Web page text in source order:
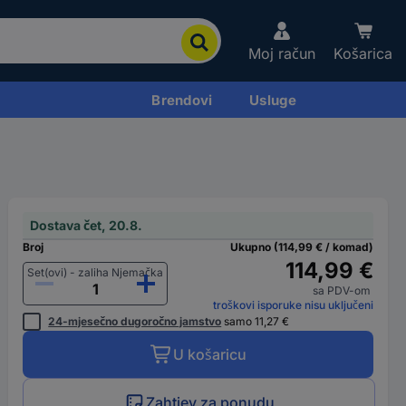
Moj račun Košarica
Brendovi Usluge
Dostava čet, 20.8.
Broj
Set(ovi) - zaliha Njemačka
Ukupno (114,99 € / komad)
114,99 €
sa PDV-om
troškovi isporuke nisu uključeni
24-mjesečno dugoročno jamstvo samo 11,27 €
U košaricu
Zahtjev za ponudu